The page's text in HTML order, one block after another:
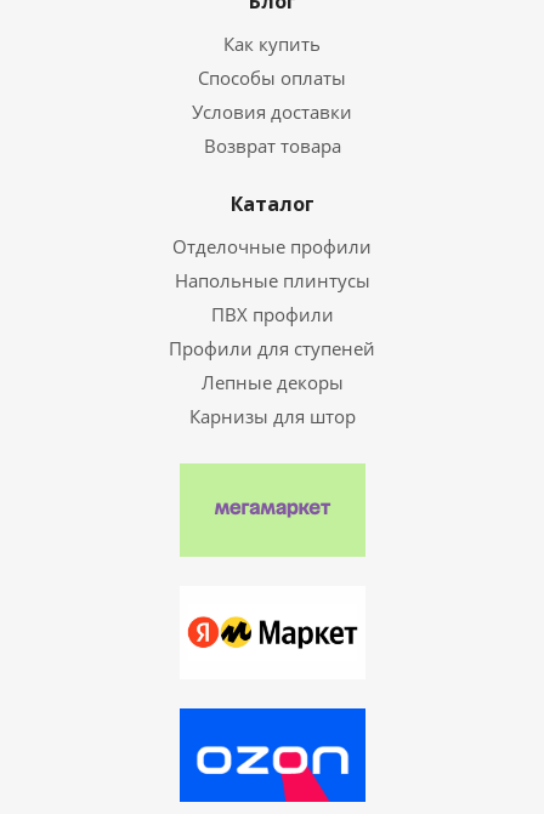
Как купить
Способы оплаты
Условия доставки
Возврат товара
Каталог
Отделочные профили
Напольные плинтусы
ПВХ профили
Профили для ступеней
Лепные декоры
Карнизы для штор